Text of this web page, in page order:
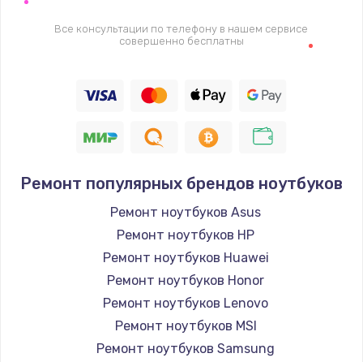
Все консультации по телефону в нашем сервисе
совершенно бесплатны
Ремонт популярных брендов ноутбуков
Ремонт ноутбуков Asus
Ремонт ноутбуков HP
Ремонт ноутбуков Huawei
Ремонт ноутбуков Honor
Ремонт ноутбуков Lenovo
Ремонт ноутбуков MSI
Ремонт ноутбуков Samsung